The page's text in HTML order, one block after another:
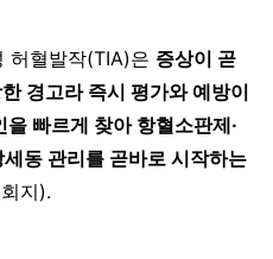
허혈발작(TIA)은 증상이 곧
경고라 즉시 평가와 예방이
을 빠르게 찾아 항혈소판제·
동 관리를 곧바로 시작하는
지).